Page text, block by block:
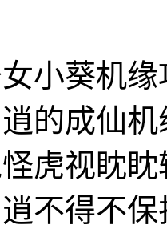
小葵机
的成仙
虎视眈
不得不